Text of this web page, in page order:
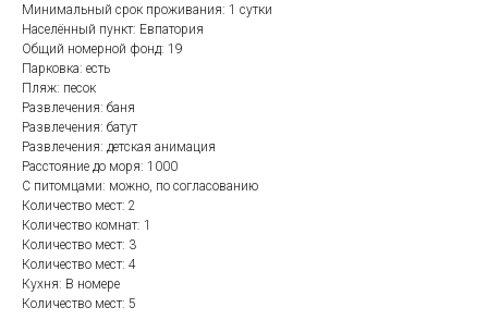
Минимальный срок проживания: 1 сутки
Населённый пункт: Евпатория
Общий номерной фонд: 19
Парковка: есть
Пляж: песок
Развлечения: баня
Развлечения: батут
Развлечения: детская анимация
Расстояние до моря: 1000
С питомцами: можно, по согласованию
Количество мест: 2
Количество комнат: 1
Количество мест: 3
Количество мест: 4
Кухня: В номере
Количество мест: 5